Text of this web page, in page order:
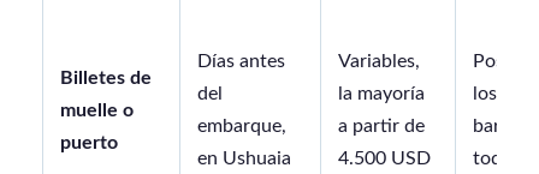
Billetes de
muelle o
puerto
Días antes
del
embarque,
en Ushuaia
Variables,
la mayoría
a partir de
4.500 USD
los más
todos.